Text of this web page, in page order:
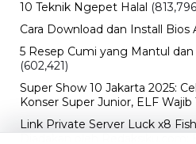
10 Teknik Ngepet Halal
Cara Download dan Install Bios
5 Resep Cumi yang Mantul
(602,421)
Super Show 10 Jakarta 2025:
Konser Super Junior, ELF Wajib
Link Private Server Luck x8